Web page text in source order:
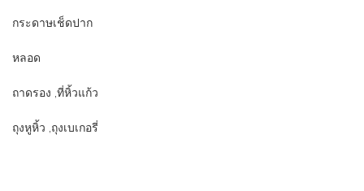
กระดาษเช็ดปาก
หลอด
ถาดรอง ,ที่หิ้วแก้ว
ถุงหูหิ้ว ,ถุงเบเกอรี่